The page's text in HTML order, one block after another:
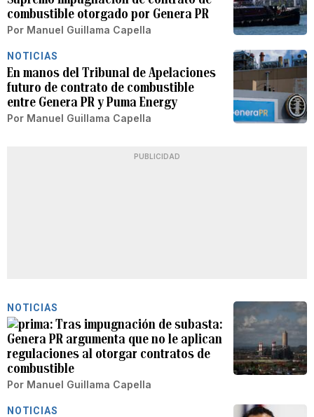
combustible otorgado por Genera PR
Por Manuel Guillama Capella
NOTICIAS
En manos del Tribunal de Apelaciones
futuro de contrato de combustible
entre Genera PR y Puma Energy
Por Manuel Guillama Capella
PUBLICIDAD
NOTICIAS
Tras impugnación de subasta:
Genera PR argumenta que no le aplican
regulaciones al otorgar contratos de
combustible
Por Manuel Guillama Capella
NOTICIAS